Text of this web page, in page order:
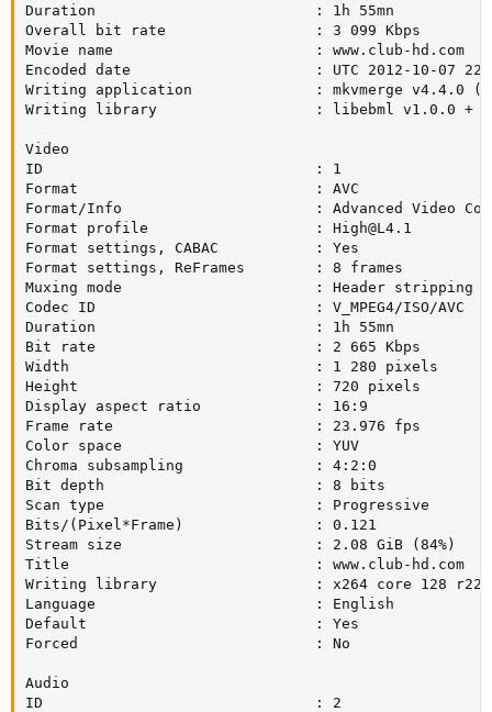
Duration                         : 1h 55mn
Overall bit rate                 : 3 099 Kbps
Movie name                       : www.club-hd.com
Encoded date                     : UTC 2012-10-07
Writing application              : mkvmerge v4.4.0
Writing library                  : libebml v1.0.0 +
Video
ID                               : 1
Format                           : AVC
Format/Info                      : Advanced Video
Format profile                   : High@L4.1
Format settings, CABAC           : Yes
Format settings, ReFrames        : 8 frames
Muxing mode                      : Header stripping
Codec ID                         : V_MPEG4/ISO/AVC
Duration                         : 1h 55mn
Bit rate                         : 2 665 Kbps
Width                            : 1 280 pixels
Height                           : 720 pixels
Display aspect ratio             : 16:9
Frame rate                       : 23.976 fps
Color space                      : YUV
Chroma subsampling               : 4:2:0
Bit depth                        : 8 bits
Scan type                        : Progressive
Bits/(Pixel*Frame)               : 0.121
Stream size                      : 2.08 GiB (84%)
Title                            : www.club-hd.com
Writing library                  : x264 core 128 r2216
Language                         : English
Default                          : Yes
Forced                           : No
Audio
ID                               : 2